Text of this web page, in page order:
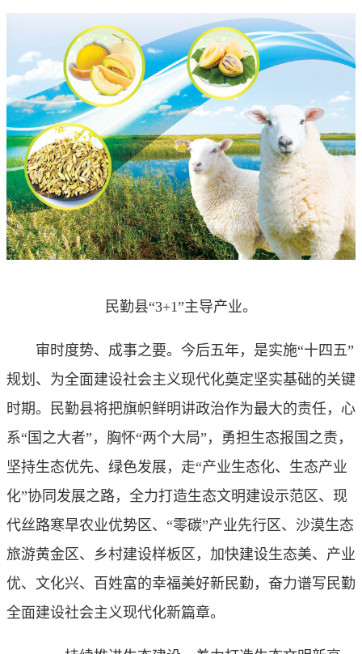
民勤县“3+1”主导产业。
审时度势、成事之要。今后五年，是实施“十四五”
规划、为全面建设社会主义现代化奠定坚实基础的关键
时期。民勤县将把旗帜鲜明讲政治作为最大的责任，心
系“国之大者”，胸怀“两个大局”，勇担生态报国之责，
坚持生态优先、绿色发展，走“产业生态化、生态产业
化”协同发展之路，全力打造生态文明建设示范区、现
代丝路寒旱农业优势区、“零碳”产业先行区、沙漠生态
旅游黄金区、乡村建设样板区，加快建设生态美、产业
优、文化兴、百姓富的幸福美好新民勤，奋力谱写民勤
全面建设社会主义现代化新篇章。